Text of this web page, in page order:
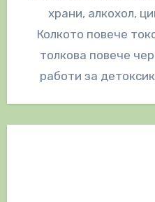
храни, алкохол,
Колкото повече
толкова повече
работи за